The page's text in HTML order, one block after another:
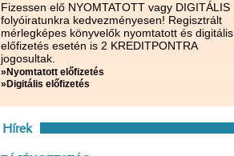
Fizessen elő NYOMTATOTT vagy DIGITÁLIS
folyóiratunkra kedvezményesen! Regisztrált
mérlegképes könyvelők nyomtatott és digitális
előfizetés esetén is 2 KREDITPONTRA
jogosultak.
»Nyomtatott előfizetés
»Digitális előfizetés
Hírek